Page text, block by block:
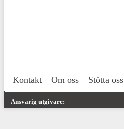
Kontakt Om oss Stötta oss
Ansvarig utgivare: